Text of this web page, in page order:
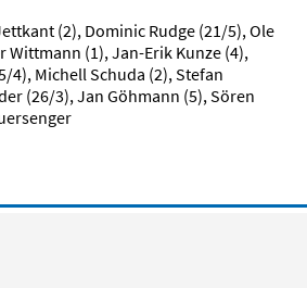
(2), Dominic Rudge (21/5), Ole
Wittmann (1), Jan-Erik Kunze (4),
4), Michell Schuda (2), Stefan
(26/3), Jan Göhmann (5), Sören